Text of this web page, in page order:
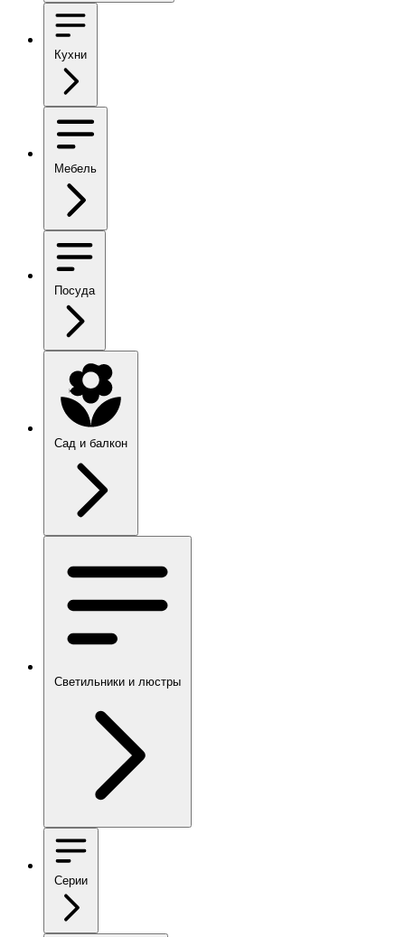
Кухни
Мебель
Посуда
Сад и балкон
Светильники и люстры
Серии